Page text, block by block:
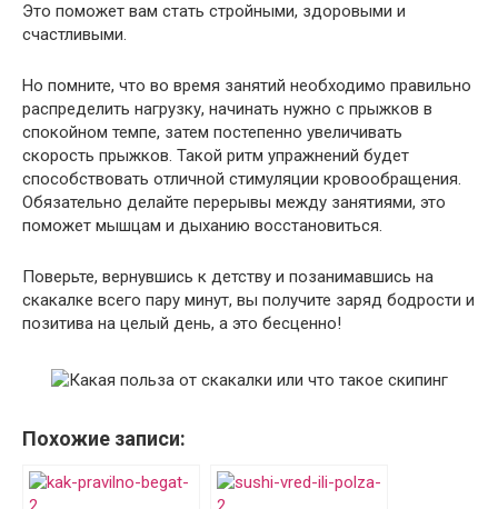
Это поможет вам стать стройными, здоровыми и
счастливыми.
Но помните, что во время занятий необходимо правильно
распределить нагрузку, начинать нужно с прыжков в
спокойном темпе, затем постепенно увеличивать
скорость прыжков. Такой ритм упражнений будет
способствовать отличной стимуляции кровообращения.
Обязательно делайте перерывы между занятиями, это
поможет мышцам и дыханию восстановиться.
Поверьте, вернувшись к детству и позанимавшись на
скакалке всего пару минут, вы получите заряд бодрости и
позитива на целый день, а это бесценно!
Похожие записи: